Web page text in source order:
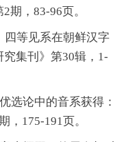
期，83-96页。
等见系在朝鲜汉字
集刊》第30辑，1-
论中的音系获得：
，175-191页。